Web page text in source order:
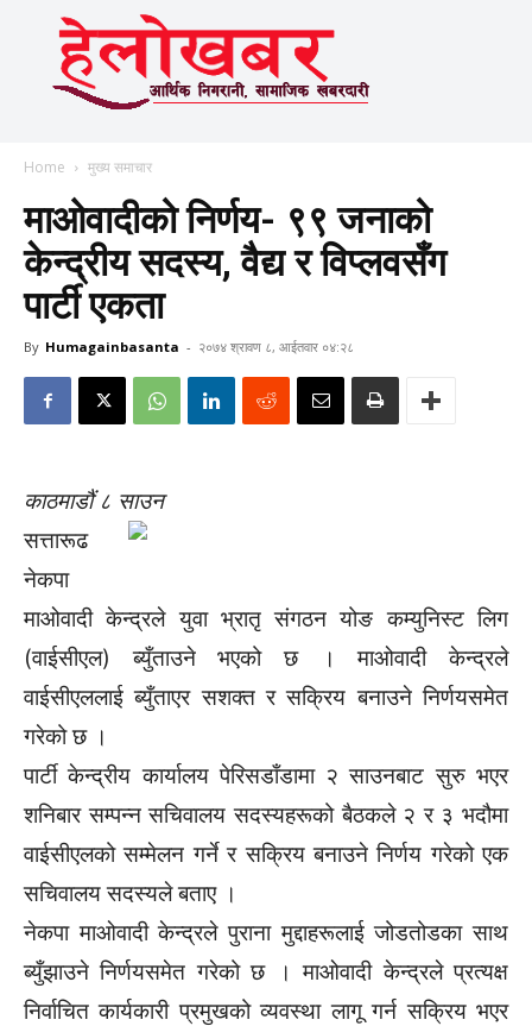
Home मुख्य समाचार
माओवादीको निर्णय- ९९ जनाको
केन्द्रीय सदस्य, वैद्य र विप्लवसँग
पार्टी एकता
By Humagainbasanta - २०७४ श्रावण ८, आईतवार ०४:२८
काठमाडौं ८ साउन
सत्तारूढ
नेकपा
माओवादी केन्द्रले युवा भ्रातृ संगठन योङ कम्युनिस्ट लिग
(वाईसीएल) ब्युँताउने भएको छ । माओवादी केन्द्रले
वाईसीएललाई ब्युँताएर सशक्त र सक्रिय बनाउने निर्णयसमेत
गरेको छ ।
पार्टी केन्द्रीय कार्यालय पेरिसडाँडामा २ साउनबाट सुरु भएर
शनिबार सम्पन्न सचिवालय सदस्यहरूको बैठकले २ र ३ भदौमा
वाईसीएलको सम्मेलन गर्ने र सक्रिय बनाउने निर्णय गरेको एक
सचिवालय सदस्यले बताए ।
नेकपा माओवादी केन्द्रले पुराना मुद्दाहरूलाई जोडतोडका साथ
ब्युँझाउने निर्णयसमेत गरेको छ । माओवादी केन्द्रले प्रत्यक्ष
निर्वाचित कार्यकारी प्रमुखको व्यवस्था लागू गर्न सक्रिय भएर